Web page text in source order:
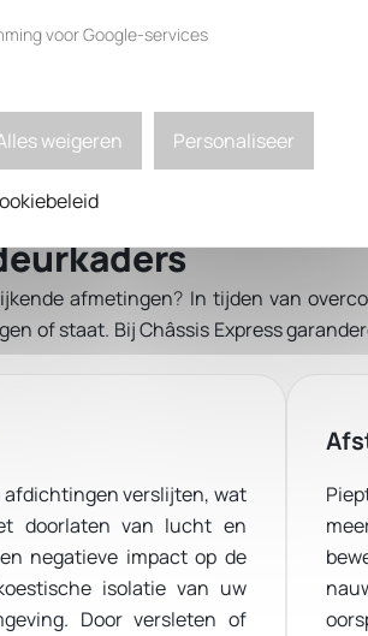
voor Google-services
weigeren Personaliseer
afmetingen? In tijden van
of staat. Bij Châssis Express
afdichtingen verslijten, wat
doorlaten van lucht en
negatieve impact op de
isolatie van uw
Door versleten of